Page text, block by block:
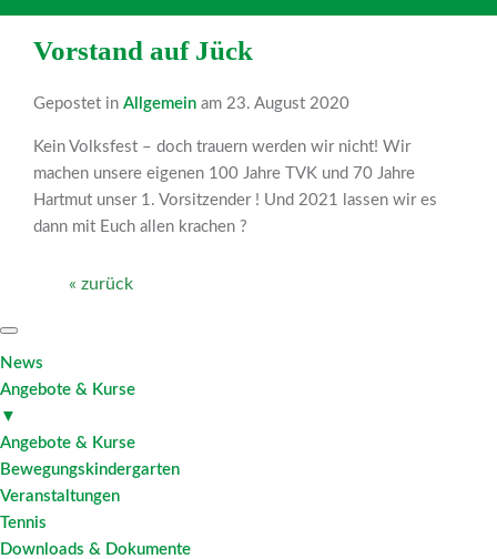
Vorstand auf Jück
Gepostet in Allgemein am 23. August 2020
Kein Volksfest – doch trauern werden wir nicht! Wir
machen unsere eigenen 100 Jahre TVK und 70 Jahre
Hartmut unser 1. Vorsitzender ! Und 2021 lassen wir es
dann mit Euch allen krachen ?
« zurück
News
Angebote & Kurse
▼
Angebote & Kurse
Bewegungskindergarten
Veranstaltungen
Tennis
Downloads & Dokumente